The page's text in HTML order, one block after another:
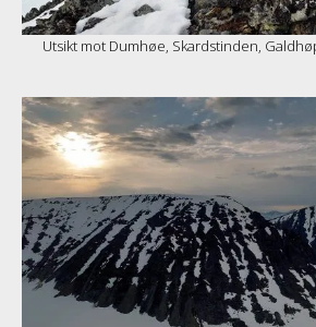
Utsikt mot Dumhøe, Skardstinden,